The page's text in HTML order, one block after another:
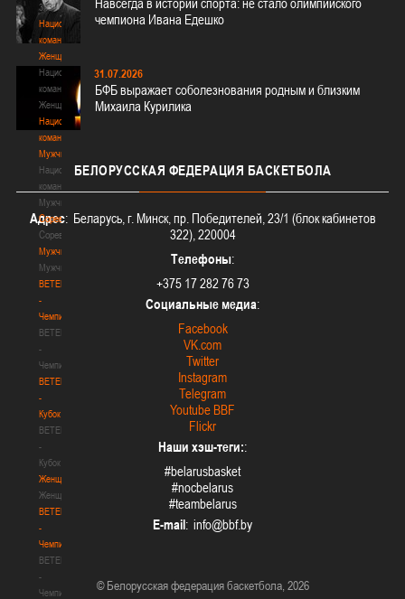
3х3
Национальная
команда.
Женщины
Национальная
команда.
Женщины
Национальная
команда.
Мужчины
Национальная
команда.
Мужчины
Соревнования
Соревнования
Мужчины
Мужчины
BETERA
-
Чемпионат
BETERA
-
Чемпионат
BETERA
-
Кубок
BETERA
-
Кубок
Женщины
Женщины
BETERA
-
Чемпионат
BETERA
-
Чемпионат
Навсегда в истории спорта: не стало олимпийского
чемпиона Ивана Едешко
31.07.2026
БФБ выражает соболезнования родным и близким
Михаила Курилика
БЕЛОРУССКАЯ ФЕДЕРАЦИЯ БАСКЕТБОЛА
Адрес: Беларусь, г. Минск, пр. Победителей, 23/1 (блок кабинетов
322), 220004
Телефоны:
+375 17 282 76 73
Социальные медиа:
Facebook
VK.com
Twitter
Instagram
Telegram
Youtube BBF
Flickr
Наши хэш-теги::
#belarusbasket
#nocbelarus
#teambelarus
E-mail:
© Белорусская федерация баскетбола, 2026